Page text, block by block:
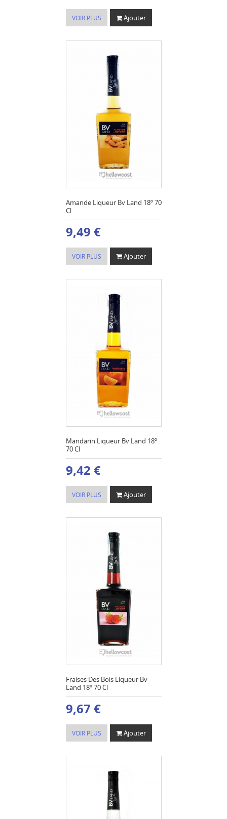
VOIR PLUS Ajouter
Amande Liqueur Bv Land 18º 70
Cl
9,49 €
VOIR PLUS Ajouter
Mandarin Liqueur Bv Land 18º
70 Cl
9,42 €
VOIR PLUS Ajouter
Fraises Des Bois Liqueur Bv
Land 18º 70 Cl
9,67 €
VOIR PLUS Ajouter